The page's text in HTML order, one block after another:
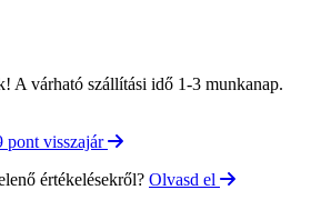
A várható szállítási idő 1-3 munkanap.
pont visszajár
értékelésekről? Olvasd el